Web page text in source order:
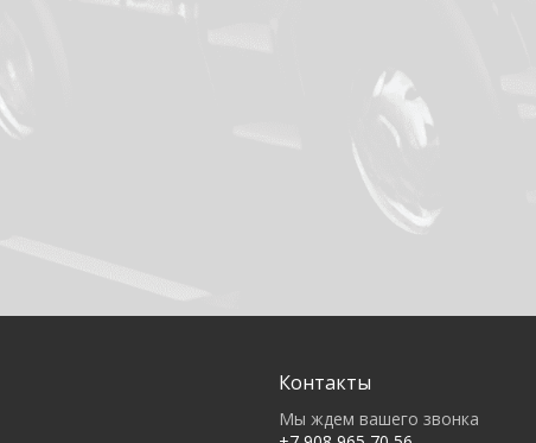
Контакты
Мы ждем вашего звонка